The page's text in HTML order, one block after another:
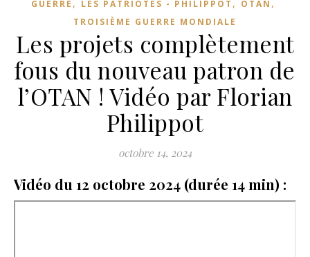
GUERRE , LES PATRIOTES - PHILIPPOT , OTAN ,
TROISIÈME GUERRE MONDIALE
Les projets complètement
fous du nouveau patron de
l’OTAN ! Vidéo par Florian
Philippot
octobre 14, 2024
Vidéo du 12 octobre 2024 (durée 14 min) :